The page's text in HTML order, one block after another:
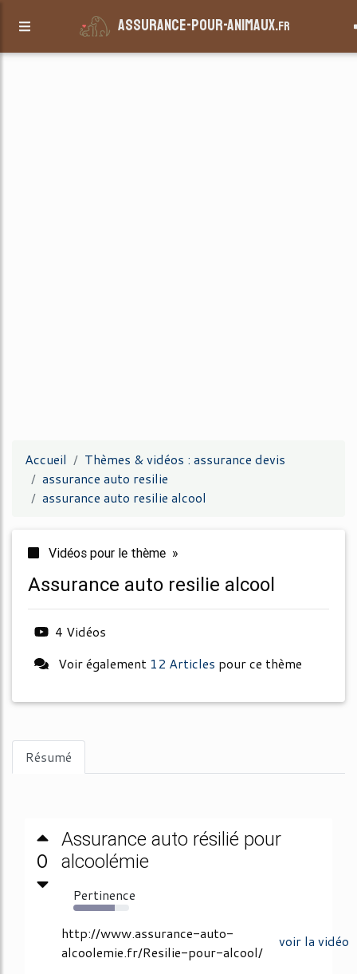
assurance-pour-animaux.fr
Accueil
Thèmes & vidéos : assurance devis
assurance auto resilie
assurance auto resilie alcool
Vidéos pour le thème »
assurance auto resilie alcool
4 Vidéos
Voir également 12 Articles pour ce thème
Résumé
0
Assurance auto résilié pour
alcoolémie
Pertinence
74%
voir la vidéo
http://www.assurance-auto-
alcoolemie.fr/Resilie-pour-alcool/